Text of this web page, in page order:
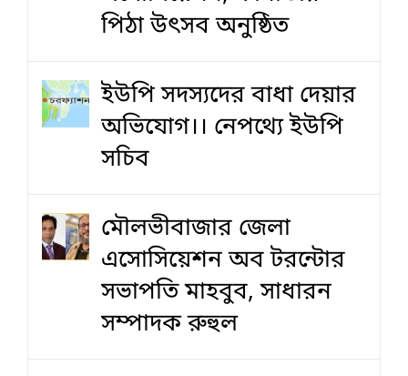
পিঠা উৎসব অনুষ্ঠিত
ইউপি সদস্যদের বাধা দেয়ার
অভিযোগ।। নেপথ্যে ইউপি
সচিব
মৌলভীবাজার জেলা
এসোসিয়েশন অব টরন্টোর
সভাপতি মাহবুব, সাধারন
সম্পাদক রুহুল